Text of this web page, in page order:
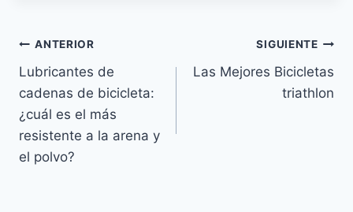
Navegación
de
entradas
ANTERIOR
Lubricantes de
cadenas de bicicleta:
¿cuál es el más
resistente a la arena y
el polvo?
SIGUIENTE
Las Mejores Bicicletas
triathlon